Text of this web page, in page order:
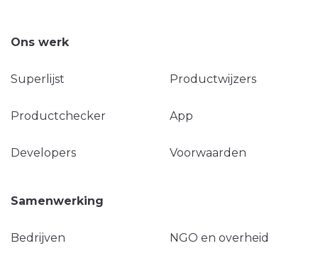
Ons werk
Superlijst Productwijzers
Productchecker App
Developers Voorwaarden
Samenwerking
Bedrijven NGO en overheid